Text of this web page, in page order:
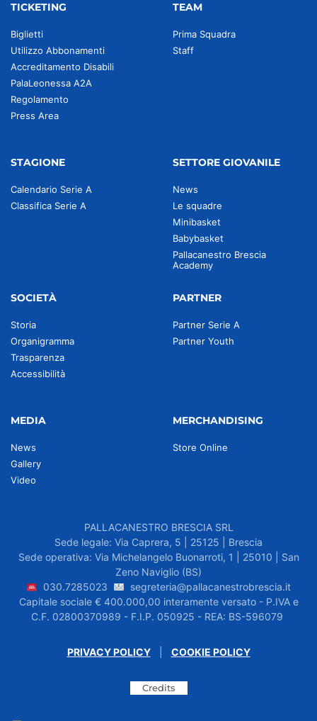
TICKETING
Biglietti
Utilizzo Abbonamenti
Accreditamento Disabili
PalaLeonessa A2A
Regolamento
Press Area
TEAM
Prima Squadra
Staff
STAGIONE
Calendario Serie A
Classifica Serie A
SETTORE GIOVANILE
News
Le squadre
Minibasket
Babybasket
Pallacanestro Brescia
Academy
SOCIETÀ
Storia
Organigramma
Trasparenza
Accessibilità
PARTNER
Partner Serie A
Partner Youth
MEDIA
News
Gallery
Video
MERCHANDISING
Store Online
PALLACANESTRO BRESCIA SRL
Sede legale: Via Caprera, 5 | 25125 | Brescia
Sede operativa: Via Michelangelo Buonarroti, 1 | 25010 | San
Zeno Naviglio (BS)
030.7285023
segreteria@pallacanestrobrescia.it
Capitale sociale € 400.000,00 interamente versato - P.IVA e
C.F. 02800370989 - F.I.P. 050925 - REA: BS-596079
PRIVACY POLICY| COOKIE POLICY
Credits